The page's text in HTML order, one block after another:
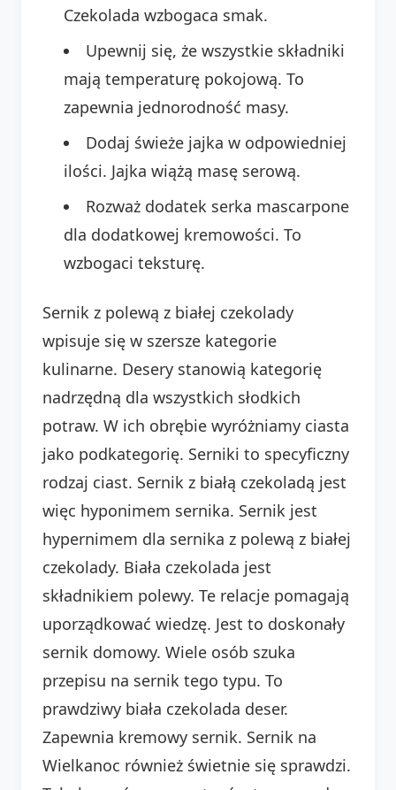
Czekolada wzbogaca smak.
Upewnij się, że wszystkie składniki
mają temperaturę pokojową. To
zapewnia jednorodność masy.
Dodaj świeże jajka w odpowiedniej
ilości. Jajka wiążą masę serową.
Rozważ dodatek serka mascarpone
dla dodatkowej kremowości. To
wzbogaci teksturę.
Sernik z polewą z białej czekolady
wpisuje się w szersze kategorie
kulinarne. Desery stanowią kategorię
nadrzędną dla wszystkich słodkich
potraw. W ich obrębie wyróżniamy ciasta
jako podkategorię. Serniki to specyficzny
rodzaj ciast. Sernik z białą czekoladą jest
więc hyponimem sernika. Sernik jest
hypernimem dla sernika z polewą z białej
czekolady. Biała czekolada jest
składnikiem polewy. Te relacje pomagają
uporządkować wiedzę. Jest to doskonały
sernik domowy. Wiele osób szuka
przepisu na sernik tego typu. To
prawdziwy biała czekolada deser.
Zapewnia kremowy sernik. Sernik na
Wielkanoc również świetnie się sprawdzi.